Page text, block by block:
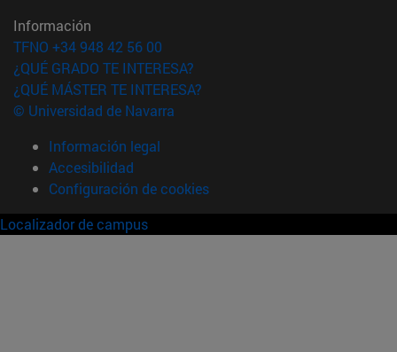
Información
TFNO +34 948 42 56 00
¿QUÉ GRADO TE INTERESA?
¿QUÉ MÁSTER TE INTERESA?
© Universidad de Navarra
Información legal
Accesibilidad
Configuración de cookies
Localizador de campus